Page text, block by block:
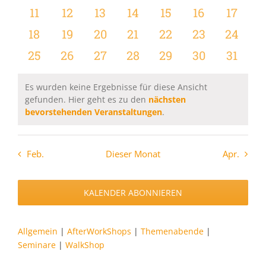
Veranstaltungen
Veranstaltungen
Veranstaltungen
Veranstaltungen
Veranstaltungen
0
Veranstaltungen
11
0
Veranstaltungen
12
0
Veranstaltungen
13
0
Veranstaltungen
14
0
Veranstaltungen
15
0
16
0
17
0
Veranstaltungen
18
0
Veranstaltungen
19
0
Veranstaltungen
20
0
Veranstaltungen
21
0
Veranstaltungen
22
0
23
0
24
0
25
0
26
0
27
0
28
0
29
0
30
0
31
Hinweis
Es wurden keine Ergebnisse für diese Ansicht
gefunden. Hier geht es zu den nächsten
bevorstehenden Veranstaltungen.
Feb. Dieser Monat Apr.
KALENDER ABONNIEREN
Allgemein | AfterWorkShops | Themenabende |
Seminare | WalkShop